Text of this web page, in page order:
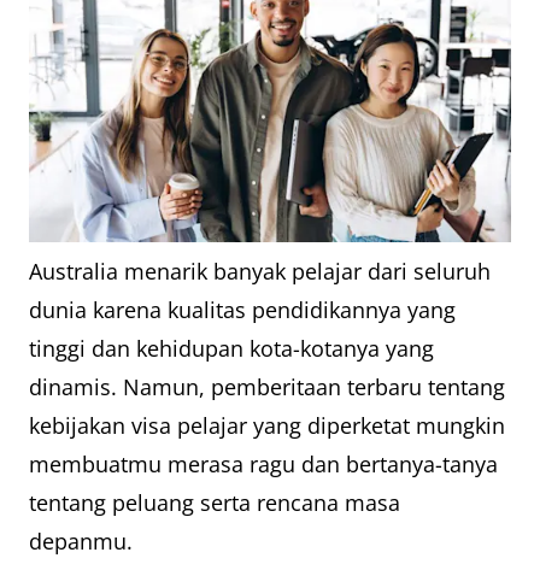
Australia menarik banyak pelajar dari seluruh
dunia karena kualitas pendidikannya yang
tinggi dan kehidupan kota-kotanya yang
dinamis. Namun, pemberitaan terbaru tentang
kebijakan visa pelajar yang diperketat mungkin
membuatmu merasa ragu dan bertanya-tanya
tentang peluang serta rencana masa
depanmu.